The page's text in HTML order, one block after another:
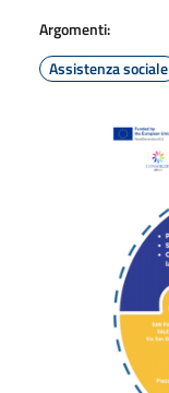
Argomenti:
Assistenza sociale